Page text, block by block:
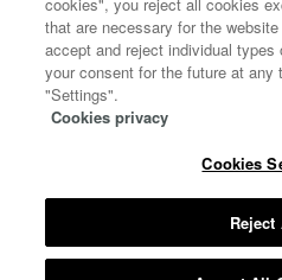
Copyright 2020 ©
MINISTERIO DE
MINISTERIO DE
that are necessary for the
accept and reject individual
your consent for the future at any
"Settings".
Cookies privacy
Cookies
Reject